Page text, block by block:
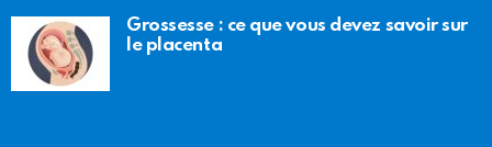
Grossesse : ce que vous devez savoir sur
le placenta